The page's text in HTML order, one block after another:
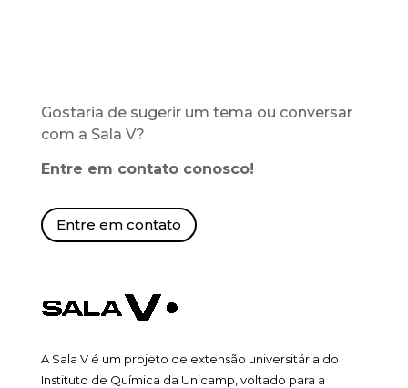
Gostaria de sugerir um tema ou conversar
com a Sala V?
Entre em contato conosco!
Entre em contato
A Sala V é um projeto de extensão universitária do
Instituto de Química da Unicamp, voltado para a